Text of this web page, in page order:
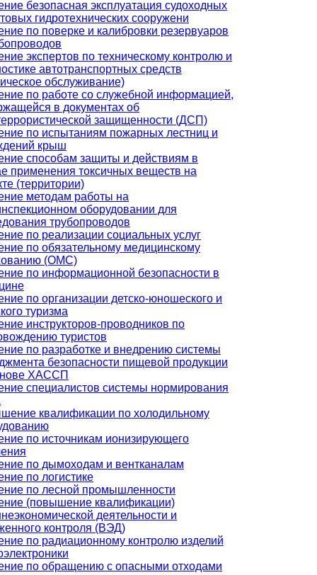
безопасная эксплуатация судоходных
гидротехнических сооружени
по поверке и калибровки резервуаров
экспертов по техническому контролю и
автотранспортных средств
обслуживание)
по работе со служебной информацией,
в документах об
защищенности (ДСП)
по испытаниям пожарных лестниц и
крыш
способам защиты и действиям в
применения токсичных веществ на
(территории)
методам работы на
оборудовании для
трубопроводов
по реализации социальных услуг
по обязательному медицинскому
(ОМС)
по информационной безопасности в
по организации детско-юношеского и
туризма
инструкторов-проводников по
туристов
по разработке и внедрению системы
безопасности пищевой продукции
ХАССП
специалистов системы нормирования
квалификации по холодильному
по источникам ионизирующего
по дымоходам и вентканалам
по логистике
по лесной промышленности
(повышение квалификации)
деятельности и
контроля (ВЭД)
по радиационному контролю изделий
по обращению с опасными отходами